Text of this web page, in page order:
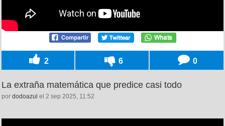
2 6 0
La extraña matemática que predice casi todo
por dodoazul el 2 sep 2025, 11:52